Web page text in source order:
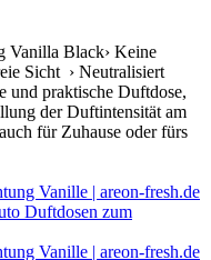
Vanilla Black› Keine
Sicht › Neutralisiert
und praktische Duftdose,
der Duftintensität am
für Zuhause oder fürs